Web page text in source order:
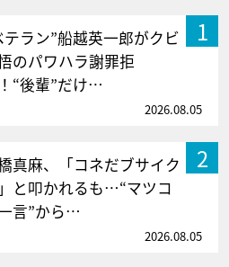
1
テラン”船越英一郎がクビ
のパワハラ謝罪拒
“後輩”だけ…
2026.08.05
2
真麻、「コネだブサイク
と叩かれるも…“マツコ
言”から…
2026.08.05